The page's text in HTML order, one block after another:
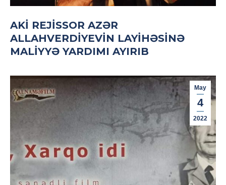
AKİ REJISSOR AZƏR
ALLAHVERDIYEVIN LAYIHƏSINƏ
MALIYYƏ YARDIMI AYIRIB
May
4
2022